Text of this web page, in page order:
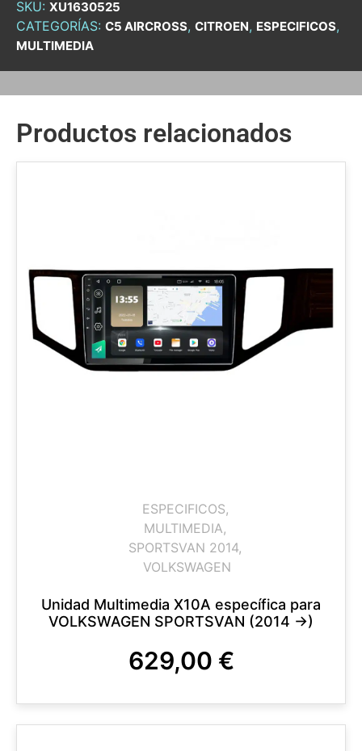
SKU: XU1630525
CATEGORÍAS: C5 AIRCROSS, CITROEN, ESPECIFICOS,
MULTIMEDIA
Productos relacionados
ESPECIFICOS,
MULTIMEDIA,
SPORTSVAN 2014,
VOLKSWAGEN
Unidad Multimedia X10A específica para
VOLKSWAGEN SPORTSVAN (2014 ->)
629,00 €